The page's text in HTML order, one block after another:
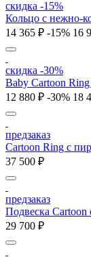
скидка -15%
Кольцо c нежно-
14 365 ₽ -15% 16
скидка -30%
Baby Cartoon
12 880 ₽ -30% 18
предзаказ
Cartoon Ring с
37 500 ₽
предзаказ
Подвеска Cartoon
29 700 ₽